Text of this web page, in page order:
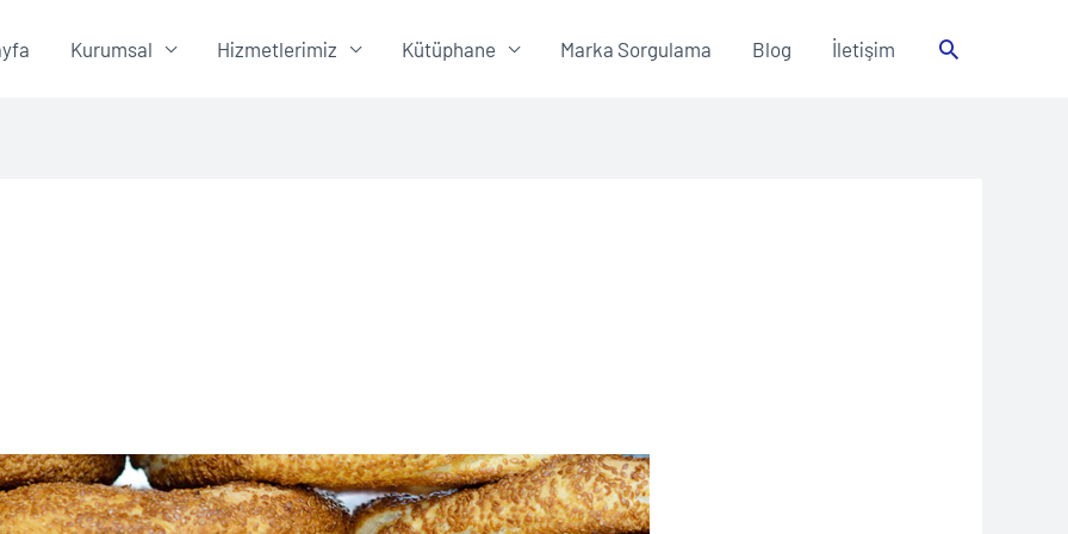
Kurumsal Hizmetlerimiz Kütüphane Marka Sorgulama Blog İletişim Arama